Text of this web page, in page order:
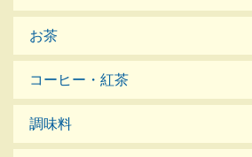
お茶
コーヒー・紅茶
調味料